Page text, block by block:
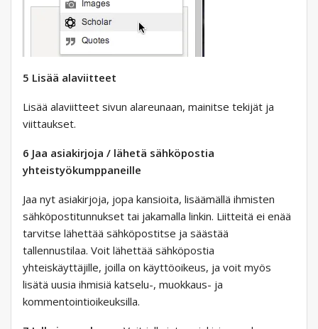
5 Lisää alaviitteet
Lisää alaviitteet sivun alareunaan, mainitse tekijät ja
viittaukset.
6 Jaa asiakirjoja / lähetä sähköpostia
yhteistyökumppaneille
Jaa nyt asiakirjoja, jopa kansioita, lisäämällä ihmisten
sähköpostitunnukset tai jakamalla linkin. Liitteitä ei enää
tarvitse lähettää sähköpostitse ja säästää
tallennustilaa. Voit lähettää sähköpostia
yhteiskäyttäjille, joilla on käyttöoikeus, ja voit myös
lisätä uusia ihmisiä katselu-, muokkaus- ja
kommentointioikeuksilla.